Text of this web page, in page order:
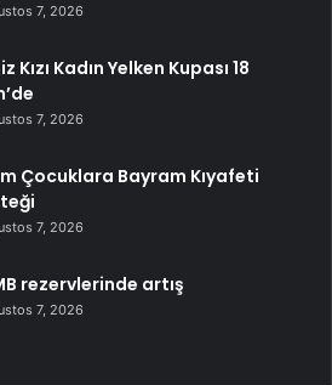
7, 2026
Kızı Kadın Yelken Kupası 18
7, 2026
Çocuklara Bayram Kıyafeti
7, 2026
rezervlerinde artış
7, 2026